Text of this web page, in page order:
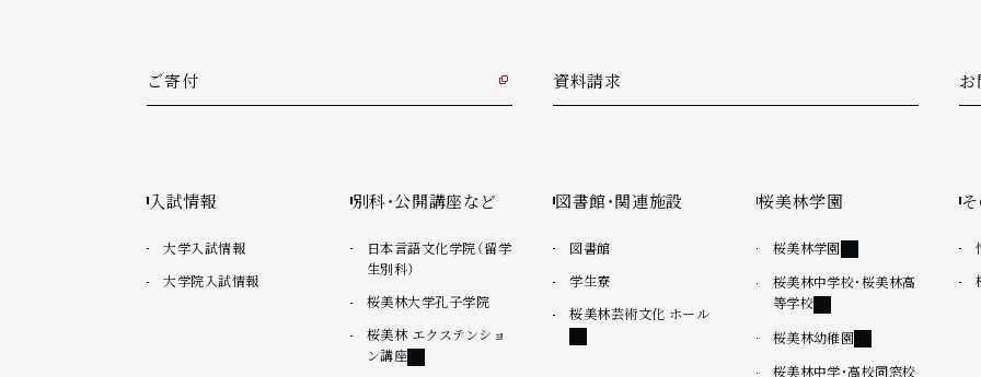
ご寄付
外部リンク 資料請求 お
外
入試情報
大学入試情報
大学院入試情報
別科・公開講座など
日本言語文化学院（留学
生別科）
桜美林大学孔子学院
桜美林 エクステンショ
ン講座外部リンク
図書館・関連施設
図書館
学生寮
桜美林芸術文化 ホール外部リンク
桜美林学園
桜美林学園外部リンク
桜美林中学校・桜美林高
等学校外部リンク
桜美林幼稚園外部リンク
桜美林中学・高校同窓校